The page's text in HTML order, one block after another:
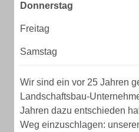
Donnerstag
Freitag
Samstag
Wir sind ein vor 25 Jahren
Landschaftsbau-
Jahren dazu entschieden
Weg einzuschlagen: